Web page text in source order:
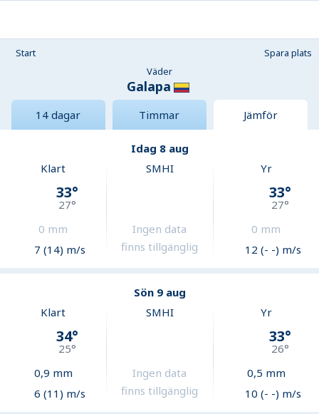
Start
Spara plats
Väder
Galapa
14 dagar Timmar Jämför
Idag 8 aug
Klart
33°
27°
0 mm
7 (14) m/s
SMHI
Ingen data
finns tillgänglig
Yr
33°
27°
0 mm
12 (- -) m/s
Sön 9 aug
Klart
34°
25°
0,9 mm
6 (11) m/s
SMHI
Ingen data
finns tillgänglig
Yr
33°
26°
0,5 mm
10 (- -) m/s